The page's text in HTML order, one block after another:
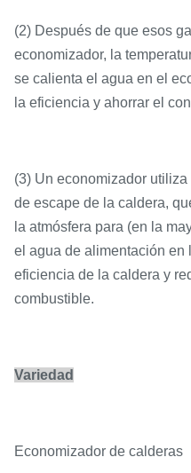
(2) Después de que esos
economizador, la
se calienta el agua en el
la eficiencia y ahorrar el
(3) Un economizador
de escape de la caldera,
la atmósfera para (en la
el agua de alimentación en
eficiencia de la caldera y
combustible.
Variedad
Economizador de calderas